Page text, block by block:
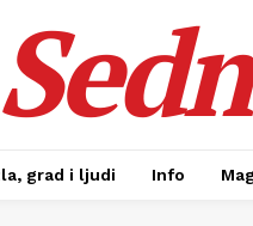
grad i ljudi Info